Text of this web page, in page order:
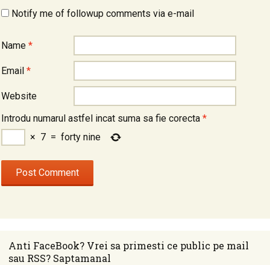
Notify me of followup comments via e-mail
Name *
Email *
Website
Introdu numarul astfel incat suma sa fie corecta *
× 7 = forty nine
Anti FaceBook? Vrei sa primesti ce public pe mail
sau RSS? Saptamanal